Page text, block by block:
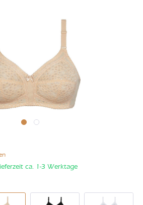
ca. 1-3 Werktage